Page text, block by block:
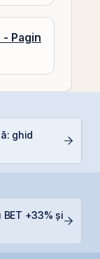
Pagin
ghid
+33% și